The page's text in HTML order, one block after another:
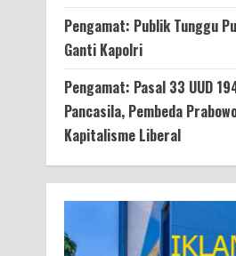
Pengamat: Publik Tunggu
Ganti Kapolri
Pengamat: Pasal 33 UUD
Pancasila, Pembeda
Kapitalisme Liberal